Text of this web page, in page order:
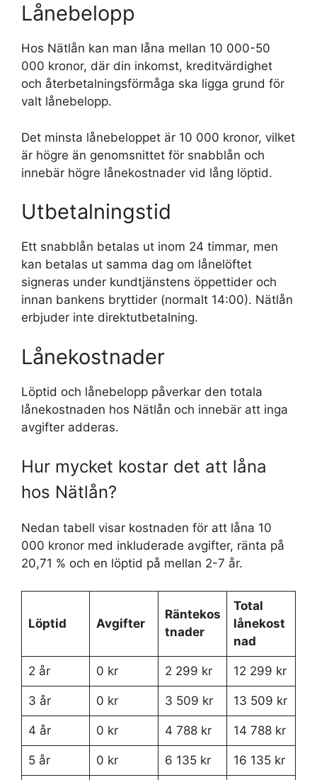
Lånebelopp
Hos Nätlån kan man låna mellan 10 000-50
000 kronor, där din inkomst, kreditvärdighet
och återbetalningsförmåga ska ligga grund för
valt lånebelopp.
Det minsta lånebeloppet är 10 000 kronor, vilket
är högre än genomsnittet för snabblån och
innebär högre lånekostnader vid lång löptid.
Utbetalningstid
Ett snabblån betalas ut inom 24 timmar, men
kan betalas ut samma dag om lånelöftet
signeras under kundtjänstens öppettider och
innan bankens bryttider (normalt 14:00). Nätlån
erbjuder inte direktutbetalning.
Lånekostnader
Löptid och lånebelopp påverkar den totala
lånekostnaden hos Nätlån och innebär att inga
avgifter adderas.
Hur mycket kostar det att låna
hos Nätlån?
Nedan tabell visar kostnaden för att låna 10
000 kronor med inkluderade avgifter, ränta på
20,71 % och en löptid på mellan 2-7 år.
Löptid Avgifter
Räntekos
tnader
Total
lånekost
nad
2 år 0 kr 2 299 kr 12 299 kr
3 år 0 kr 3 509 kr 13 509 kr
4 år 0 kr 4 788 kr 14 788 kr
5 år 0 kr 6 135 kr 16 135 kr